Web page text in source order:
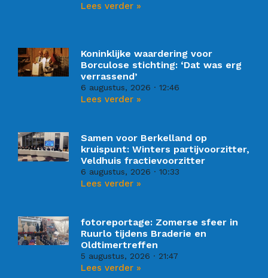
Lees verder »
Koninklijke waardering voor
Borculose stichting: ‘Dat was erg
verrassend’
6 augustus, 2026 12:46
Lees verder »
Samen voor Berkelland op
kruispunt: Winters partijvoorzitter,
Veldhuis fractievoorzitter
6 augustus, 2026 10:33
Lees verder »
fotoreportage: Zomerse sfeer in
Ruurlo tijdens Braderie en
Oldtimertreffen
5 augustus, 2026 21:47
Lees verder »